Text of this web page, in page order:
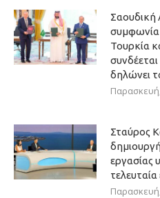
Σαουδική
Τουρκία
συνδέεται
δηλώνει
Σταύρος
εργασίας